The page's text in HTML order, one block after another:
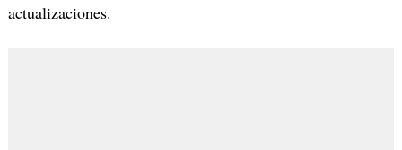
actualizaciones.